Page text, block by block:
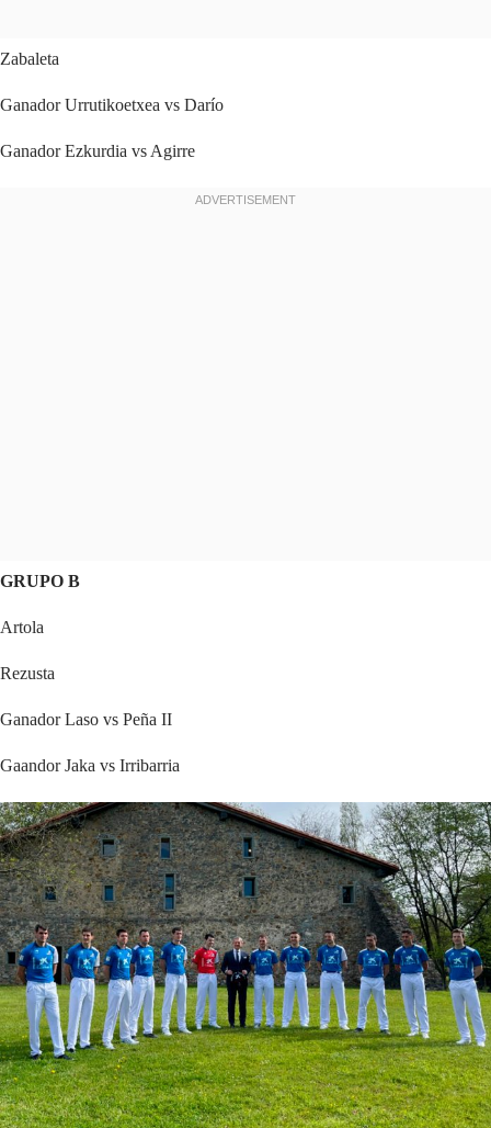
Zabaleta
Ganador Urrutikoetxea vs Darío
Ganador Ezkurdia vs Agirre
GRUPO B
Artola
Rezusta
Ganador Laso vs Peña II
Gaandor Jaka vs Irribarria